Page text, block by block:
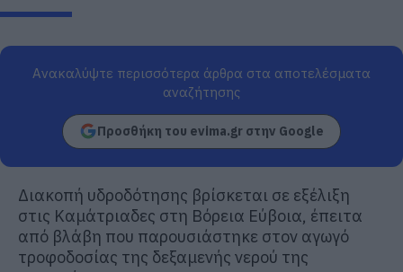
Ανακαλύψτε περισσότερα άρθρα στα αποτελέσματα
αναζήτησης
Προσθήκη του evima.gr στην Google
Διακοπή υδροδότησης βρίσκεται σε εξέλιξη
στις Καμάτριαδες στη Βόρεια Εύβοια, έπειτα
από βλάβη που παρουσιάστηκε στον αγωγό
τροφοδοσίας της δεξαμενής νερού της